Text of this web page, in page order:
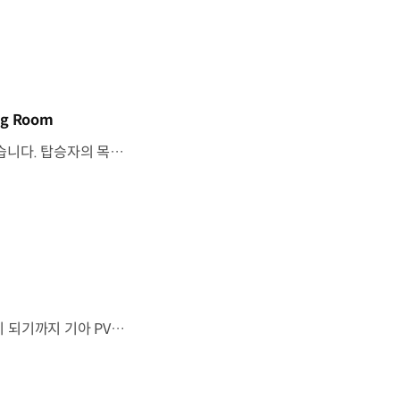
Room
기아 PV5 WAV는 교통약자의 일상을 기준으로이동 과정을 다시 설계했습니다. 탑승자의 목적에 맞게 확장되는 모빌리티, PV5 WAV 개발 스토리를 영상으로 확인해 보세요. #현대자동차그룹 #TheMovingRoom #기아 #PV5 #PV5WAV #PBV #목적기반모빌리티
“이 방이 통째로 움직였으면 좋겠다”그림 속에서만 그리던 여행이 현실이 되기까지 기아 PV5 WAV는 필요한 의료 장비를 싣고가족과 한 공간에서 함께 떠날 수 있도록이동의 경험을 다시 설계했습니다. 같은 풍경을 보고, 같은 순간을 나누는 일현대자동차그룹은 모두를 위한 이동을 만들어갑니다. #현대자동차그룹 #TheMovingRoom #PV5 #기아 #목적기반모빌리티 #PV5WAV #PBV